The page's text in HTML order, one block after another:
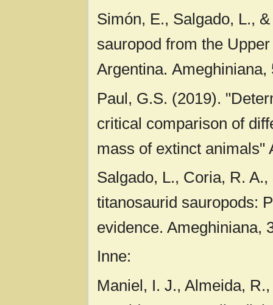
Simón, E., Salgado, L.,
sauropod from the
Argentina. Ameghiniana,
Paul, G.S. (2019).
critical comparison of
mass of extinct animals"
Salgado, L., Coria, R.
titanosaurid sauropods:
evidence. Ameghiniana,
Inne:
Maniel, I. J., Almeida,